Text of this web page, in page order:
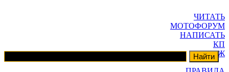
ЧИТАТЬ
МОТОФОРУМ
НАПИСАТЬ
КП
ГАРАЖ